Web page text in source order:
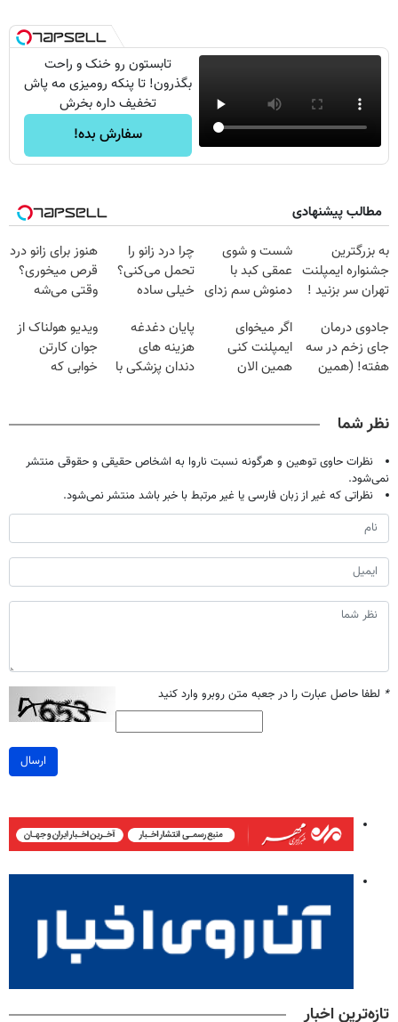
تابستون رو خنک و راحت
بگذرون! تا پنکه رومیزی مه پاش
تخفیف داره بخرش
سفارش بده!
مطالب پیشنهادی
به بزرگترین
جشنواره ایمپلنت
تهران سر بزنید !
میلیون !
شست و شوی
عمقی کبد با
دمنوش سم زدای
چرا درد زانو را
تحمل می‌کنی؟
خیلی ساده
کن
هنوز برای زانو درد
قرص میخوری؟
وقتی می‌شه
درمانش کرد؟؟؟؟
جادوی درمان
جای زخم در سه
هفته! (همین
اگر میخوای
ایمپلنت کنی
همین الان
تومان!!!
پایان دغدغه
هزینه های
دندان پزشکی با
ویدیو هولناک از
جوان کارتن
خوابی که
نظر شما
نظرات حاوی توهین و هرگونه نسبت ناروا به اشخاص حقیقی و حقوقی منتشر
نمی‌شود.
نظراتی که غیر از زبان فارسی یا غیر مرتبط با خبر باشد منتشر نمی‌شود.
* لطفا حاصل عبارت را در جعبه متن روبرو وارد کنید
ارسال
تازه‌ترین اخبار